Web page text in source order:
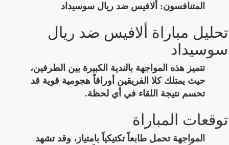
المتنافسون: ألافيس ضد ريال سوسيداد
تحليل مباراة ألافيس ضد ريال
سوسيداد
تتميز هذه المواجهة بالندية الكبيرة بين الطرفين،
حيث يمتلك كلا الفريقين أوراقاً هجومية قوية قد
تحسم نتيجة اللقاء في أي لحظة.
توقعات المباراة
المواجهة تحمل طابعاً تكتيكياً بامتياز، وقد تشهد